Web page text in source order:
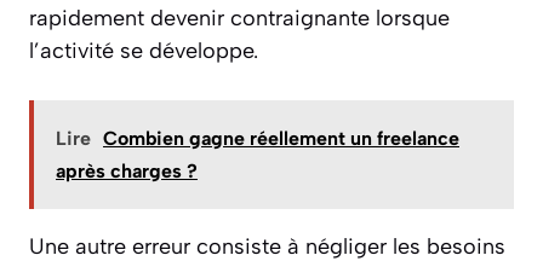
rapidement devenir contraignante lorsque
l’activité se développe.
Lire Combien gagne réellement un freelance
après charges ?
Une autre erreur consiste à négliger les besoins